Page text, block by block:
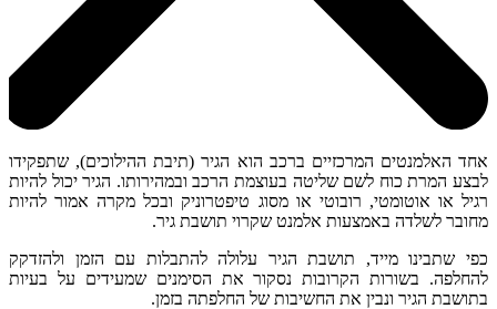
אחד האלמנטים המרכזיים ברכב הוא הגיר (תיבת ההילוכים), שתפקידו
לבצע המרת כוח לשם שליטה בעוצמת הרכב ובמהירותו. הגיר יכול להיות
רגיל או אוטומטי, רובוטי או מסוג טיפטרוניק ובכל מקרה אמור להיות
מחובר לשלדה באמצעות אלמנט שקרוי תושבת גיר.
כפי שתבינו מייד, תושבת הגיר עלולה להתבלות עם הזמן ולהזדקק
להחלפה. בשורות הקרובות נסקור את הסימנים שמעידים על בעיות
בתושבת הגיר ונבין את החשיבות של החלפתה בזמן.